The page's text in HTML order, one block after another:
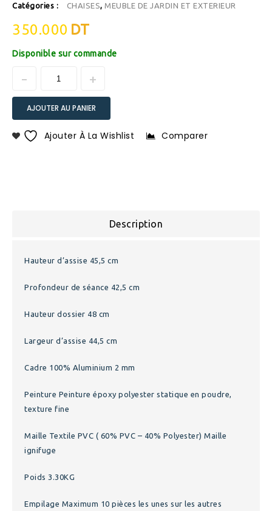
Catégories : CHAISES, MEUBLE DE JARDIN ET EXTERIEUR
350.000 DT
Disponible sur commande
AJOUTER AU PANIER
Ajouter À La Wishlist Comparer
Description
Hauteur d’assise 45,5 cm
Profondeur de séance 42,5 cm
Hauteur dossier 48 cm
Largeur d’assise 44,5 cm
Cadre 100% Aluminium 2 mm
Peinture Peinture époxy polyester statique en poudre,
texture fine
Maille Textile PVC ( 60% PVC – 40% Polyester) Maille
ignifuge
Poids 3.30KG
Empilage Maximum 10 pièces les unes sur les autres